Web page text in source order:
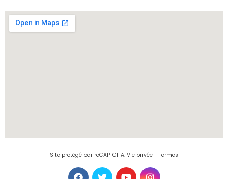
Site protégé par reCAPTCHA. Vie privée - Termes